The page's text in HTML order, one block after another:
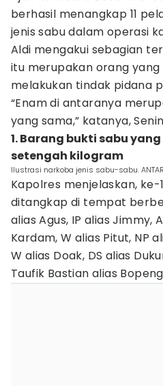
berhasil menangkap 11
jenis sabu dalam operasi
Aldi mengakui sebagian
itu merupakan orang
melakukan tindak pidana
“Enam di antaranya
yang sama,” katanya,
1. Barang bukti sabu
setengah kilogram
Ilustrasi narkoba jenis sabu-sabu.
Kapolres menjelaskan, ke-
ditangkap di tempat
alias Agus, IP alias Jimmy,
Kardam, W alias Pitut, NP
W alias Doak, DS alias
Taufik Bastian alias